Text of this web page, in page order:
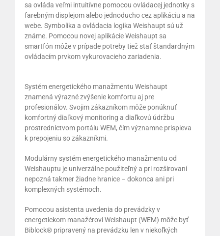
sa ovláda veľmi intuitívne pomocou ovládacej jednotky s
farebným displejom alebo jednoducho cez aplikáciu a na
webe. Symbolika a ovládacia logika Weishaupt sú už
známe. Pomocou novej aplikácie Weishaupt sa
smartfón môže v prípade potreby tiež stať štandardným
ovládacím prvkom vykurovacieho zariadenia.
Systém energetického manažmentu Weishaupt
znamená výrazné zvýšenie komfortu aj pre
profesionálov. Svojim zákazníkom môže ponúknuť
komfortný diaľkový monitoring a diaľkovú údržbu
prostredníctvom portálu WEM, čím významne prispieva
k prepojeniu so zákazníkmi.
Modulárny systém energetického manažmentu od
Weishauptu je univerzálne použiteľný a pri rozširovaní
nepozná takmer žiadne hranice – dokonca ani pri
komplexných systémoch.
Pomocou asistenta uvedenia do prevádzky v
energetickom manažérovi Weishaupt (WEM) môže byť
Biblock® pripravený na prevádzku len v niekoľkých